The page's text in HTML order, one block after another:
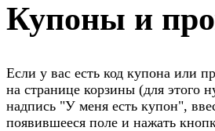
Купоны и
Если у вас есть код купона или
на странице корзины (для этого
надпись "У меня есть купон",
появившееся поле и нажать